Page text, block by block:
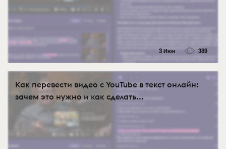
3 Июн 389
Как перевести видео с YouTube в текст онлайн:
зачем это нужно и как сделать...